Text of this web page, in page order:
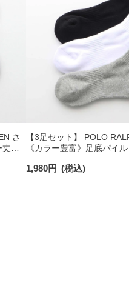
さ
ソ
【3足セット】 POLO
《カラー豊富》足底パイ
ンズ 92009604
1,980円 (税込)